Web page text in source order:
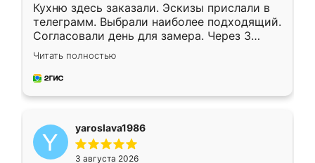
Кухню здесь заказали. Эскизы прислали в
телеграмм. Выбрали наиболее подходящий.
Согласовали день для замера. Через 3
недели кухня была уже готова. Остались
довольны работой. Спасибо Ренессанс
мебель за качественную работу!
Читать полностью
yaroslava1986
3 августа 2026